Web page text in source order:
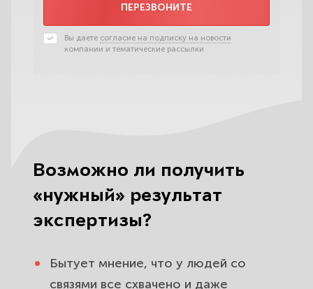
ПЕРЕЗВОНИТЕ
Вы даете согласие на подписку на новости
компании и тематические рассылки
Возможно ли получить
«нужный» результат
экспертизы?
Бытует мнение, что у людей со
связями все схвачено и даже